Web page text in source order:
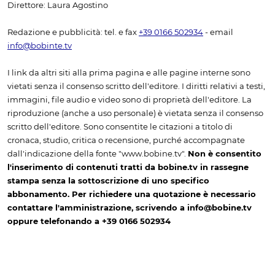
Direttore: Laura Agostino
Redazione e pubblicità: tel. e fax +39 0166 502934 - email
info@bobinte.tv
I link da altri siti alla prima pagina e alle pagine interne sono
vietati senza il consenso scritto dell'editore. I diritti relativi a testi,
immagini, file audio e video sono di proprietà dell'editore. La
riproduzione (anche a uso personale) è vietata senza il consenso
scritto dell'editore. Sono consentite le citazioni a titolo di
cronaca, studio, critica o recensione, purché accompagnate
dall'indicazione della fonte "www.bobine.tv". Non è consentito
l'inserimento di contenuti tratti da bobine.tv in rassegne
stampa senza la sottoscrizione di uno specifico
abbonamento. Per richiedere una quotazione è necessario
contattare l'amministrazione, scrivendo a info@bobine.tv
oppure telefonando a +39 0166 502934